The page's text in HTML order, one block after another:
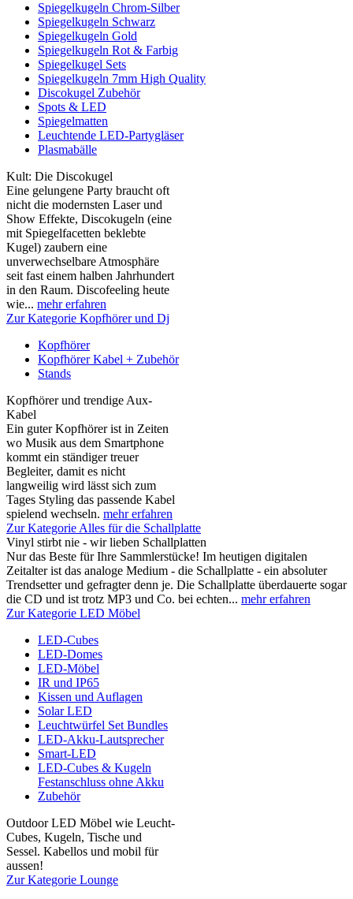
Spiegelkugeln Chrom-Silber
Spiegelkugeln Schwarz
Spiegelkugeln Gold
Spiegelkugeln Rot & Farbig
Spiegelkugel Sets
Spiegelkugeln 7mm High Quality
Discokugel Zubehör
Spots & LED
Spiegelmatten
Leuchtende LED-Partygläser
Plasmabälle
Kult: Die Discokugel
Eine gelungene Party braucht oft
nicht die modernsten Laser und
Show Effekte, Discokugeln (eine
mit Spiegelfacetten beklebte
Kugel) zaubern eine
unverwechselbare Atmosphäre
seit fast einem halben Jahrhundert
in den Raum. Discofeeling heute
wie... mehr erfahren
Zur Kategorie Kopfhörer und Dj
Kopfhörer
Kopfhörer Kabel + Zubehör
Stands
Kopfhörer und trendige Aux-
Kabel
Ein guter Kopfhörer ist in Zeiten
wo Musik aus dem Smartphone
kommt ein ständiger treuer
Begleiter, damit es nicht
langweilig wird lässt sich zum
Tages Styling das passende Kabel
spielend wechseln. mehr erfahren
Zur Kategorie Alles für die Schallplatte
Vinyl stirbt nie - wir lieben Schallplatten
Nur das Beste für Ihre Sammlerstücke! Im heutigen digitalen
Zeitalter ist das analoge Medium - die Schallplatte - ein absoluter
Trendsetter und gefragter denn je. Die Schallplatte überdauerte sogar
die CD und ist trotz MP3 und Co. bei echten... mehr erfahren
Zur Kategorie LED Möbel
LED-Cubes
LED-Domes
LED-Möbel
IR und IP65
Kissen und Auflagen
Solar LED
Leuchtwürfel Set Bundles
LED-Akku-Lautsprecher
Smart-LED
LED-Cubes & Kugeln
Festanschluss ohne Akku
Zubehör
Outdoor LED Möbel wie Leucht-
Cubes, Kugeln, Tische und
Sessel. Kabellos und mobil für
aussen!
Zur Kategorie Lounge